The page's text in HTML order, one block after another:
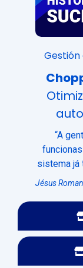
Gestión
“A
sistema já
Jésus